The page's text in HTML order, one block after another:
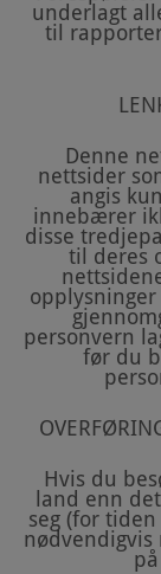
underlagt
til
Denne
nettsider
angis
innebærer
disse
til deres
personvern
før du
Hvis du
land enn
seg (for
nødvendigvis